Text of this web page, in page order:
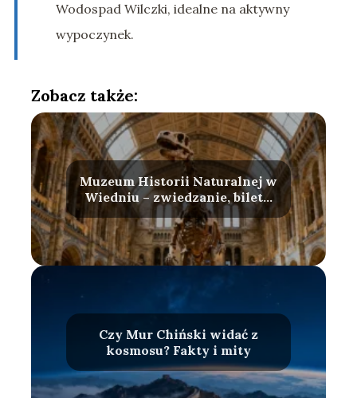
Wodospad Wilczki, idealne na aktywny
wypoczynek.
Zobacz także:
Muzeum Historii Naturalnej w
Wiedniu – zwiedzanie, bilety,
atrakcje
Czy Mur Chiński widać z
kosmosu? Fakty i mity